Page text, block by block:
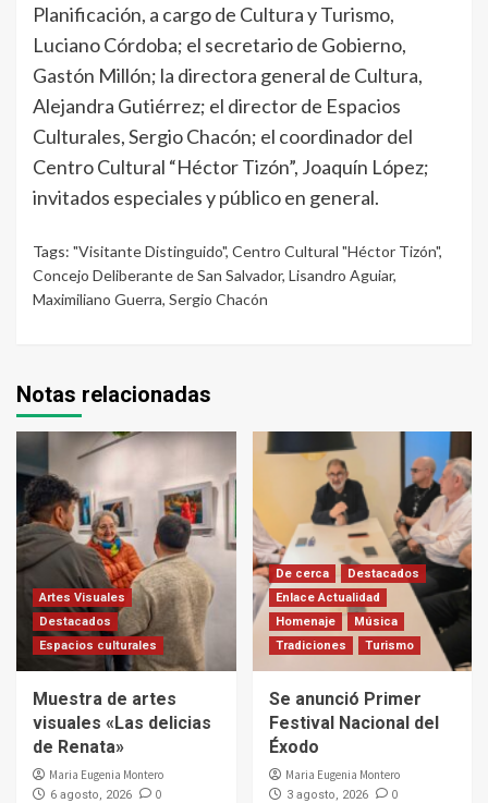
Planificación, a cargo de Cultura y Turismo,
Luciano Córdoba; el secretario de Gobierno,
Gastón Millón; la directora general de Cultura,
Alejandra Gutiérrez; el director de Espacios
Culturales, Sergio Chacón; el coordinador del
Centro Cultural “Héctor Tizón”, Joaquín López;
invitados especiales y público en general.
Tags: "Visitante Distinguido", Centro Cultural "Héctor Tizón",
Concejo Deliberante de San Salvador, Lisandro Aguiar,
Maximiliano Guerra, Sergio Chacón
Notas relacionadas
Artes Visuales
Destacados
Espacios culturales
Muestra de artes
visuales «Las delicias
de Renata»
Maria Eugenia Montero
6 agosto, 2026 0
De cerca
Destacados
Enlace Actualidad
Homenaje
Música
Tradiciones
Turismo
Se anunció Primer
Festival Nacional del
Éxodo
Maria Eugenia Montero
3 agosto, 2026 0